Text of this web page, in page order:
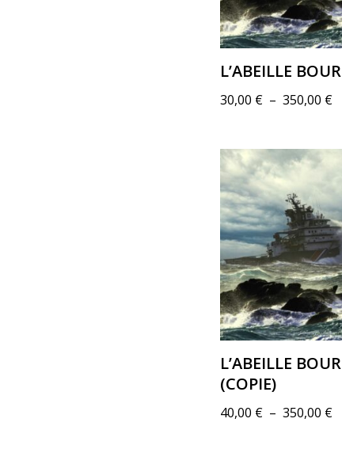
L’ABEILLE
30,00 € – 350,00 €
L’ABEILLE
(COPIE)
40,00 € – 350,00 €